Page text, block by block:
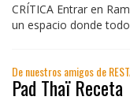
CRÍTICA Entrar en
un espacio donde
De nuestros amigos de
Pad Thaï Receta